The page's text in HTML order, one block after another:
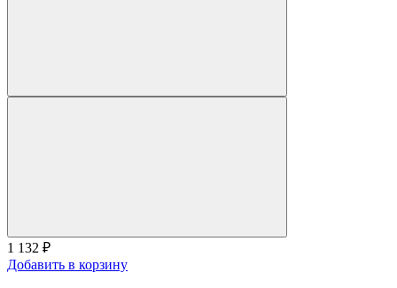
1 132 ₽
Добавить в корзину